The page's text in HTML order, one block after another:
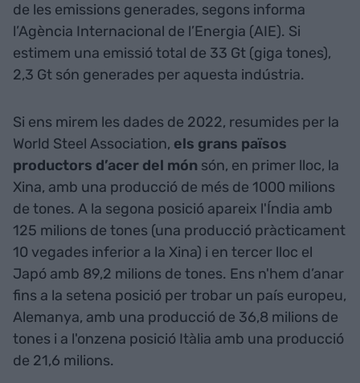
de les emissions generades, segons informa
l’Agència Internacional de l’Energia (AIE). Si
estimem una emissió total de 33 Gt (giga tones),
2,3 Gt són generades per aquesta indústria.
Si ens mirem les dades de 2022, resumides per la
World Steel Association, els grans països
productors d’acer del món són, en primer lloc, la
Xina, amb una producció de més de 1000 milions
de tones. A la segona posició apareix l'Índia amb
125 milions de tones (una producció pràcticament
10 vegades inferior a la Xina) i en tercer lloc el
Japó amb 89,2 milions de tones. Ens n'hem d’anar
fins a la setena posició per trobar un país europeu,
Alemanya, amb una producció de 36,8 milions de
tones i a l'onzena posició Itàlia amb una producció
de 21,6 milions.